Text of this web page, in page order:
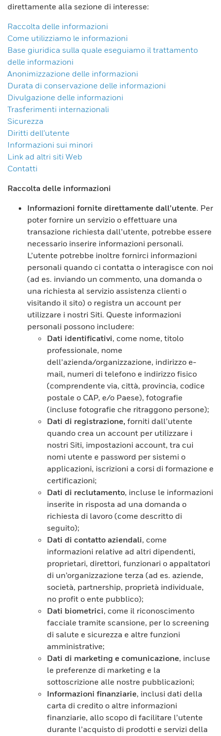
direttamente alla sezione di interesse:
Raccolta delle informazioni
Come utilizziamo le informazioni
Base giuridica sulla quale eseguiamo il trattamento
delle informazioni
Anonimizzazione delle informazioni
Durata di conservazione delle informazioni
Divulgazione delle informazioni
Trasferimenti internazionali
Sicurezza
Diritti dell’utente
Informazioni sui minori
Link ad altri siti Web
Contatti
Raccolta delle informazioni
Informazioni fornite direttamente dall’utente. Per
poter fornire un servizio o effettuare una
transazione richiesta dall’utente, potrebbe essere
necessario inserire informazioni personali.
L’utente potrebbe inoltre fornirci informazioni
personali quando ci contatta o interagisce con noi
(ad es. inviando un commento, una domanda o
una richiesta al servizio assistenza clienti o
visitando il sito) o registra un account per
utilizzare i nostri Siti. Queste informazioni
personali possono includere:
Dati identificativi, come nome, titolo
professionale, nome
dell’azienda/organizzazione, indirizzo e-
mail, numeri di telefono e indirizzo fisico
(comprendente via, città, provincia, codice
postale o CAP, e/o Paese), fotografie
(incluse fotografie che ritraggono persone);
Dati di registrazione, forniti dall’utente
quando crea un account per utilizzare i
nostri Siti, impostazioni account, tra cui
nomi utente e password per sistemi o
applicazioni, iscrizioni a corsi di formazione e
certificazioni;
Dati di reclutamento, incluse le informazioni
inserite in risposta ad una domanda o
richiesta di lavoro (come descritto di
seguito);
Dati di contatto aziendali, come
informazioni relative ad altri dipendenti,
proprietari, direttori, funzionari o appaltatori
di un’organizzazione terza (ad es. aziende,
società, partnership, proprietà individuale,
no profit o ente pubblico);
Dati biometrici, come il riconoscimento
facciale tramite scansione, per lo screening
di salute e sicurezza e altre funzioni
amministrative;
Dati di marketing e comunicazione, incluse
le preferenze di marketing e la
sottoscrizione alle nostre pubblicazioni;
Informazioni finanziarie, inclusi dati della
carta di credito o altre informazioni
finanziarie, allo scopo di facilitare l’utente
durante l’acquisto di prodotti e servizi della